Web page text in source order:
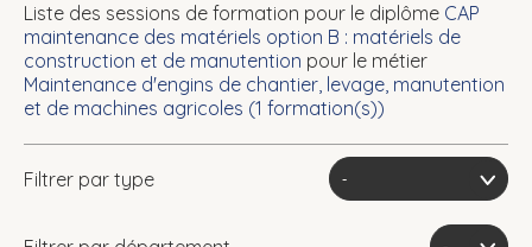
Liste des sessions de formation pour le diplôme CAP
maintenance des matériels option B : matériels de
construction et de manutention pour le métier
Maintenance d'engins de chantier, levage, manutention
et de machines agricoles (1 formation(s))
Filtrer par type